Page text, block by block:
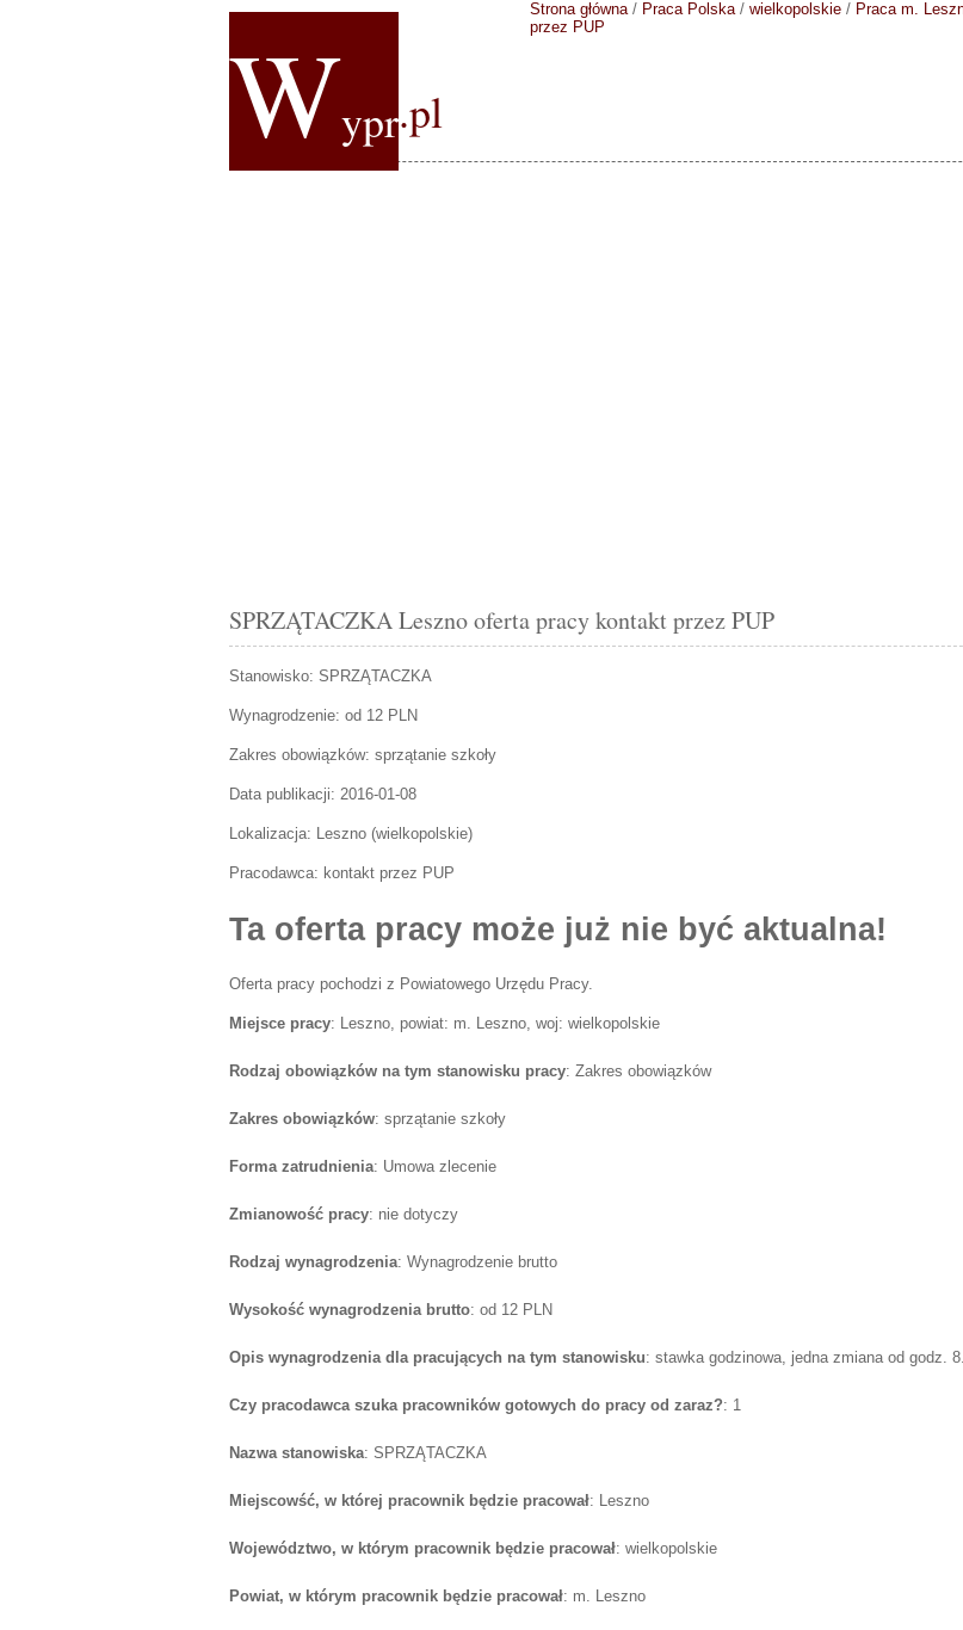
Wypr.pl
Strona główna/ Praca Polska/ wielkopolskie / Praca m.
przez PUP
SPRZĄTACZKA Leszno oferta pracy kontakt przez PUP
Stanowisko: SPRZĄTACZKA
Wynagrodzenie: od 12 PLN
Zakres obowiązków: sprzątanie szkoły
Data publikacji: 2016-01-08
Lokalizacja: Leszno (wielkopolskie)
Pracodawca: kontakt przez PUP
Ta oferta pracy może już nie być aktualna!
Oferta pracy pochodzi z Powiatowego Urzędu Pracy.
Miejsce pracy: Leszno, powiat: m. Leszno, woj: wielkopolskie
Rodzaj obowiązków na tym stanowisku pracy: Zakres obowiązków
Zakres obowiązków: sprzątanie szkoły
Forma zatrudnienia: Umowa zlecenie
Zmianowość pracy: nie dotyczy
Rodzaj wynagrodzenia: Wynagrodzenie brutto
Wysokość wynagrodzenia brutto: od 12 PLN
Opis wynagrodzenia dla pracujących na tym stanowisku: stawka godzinowa, jedna zmiana od godz.
Czy pracodawca szuka pracowników gotowych do pracy od zaraz?: 1
Nazwa stanowiska: SPRZĄTACZKA
Miejscowść, w której pracownik będzie pracował: Leszno
Województwo, w którym pracownik będzie pracował: wielkopolskie
Powiat, w którym pracownik będzie pracował: m. Leszno